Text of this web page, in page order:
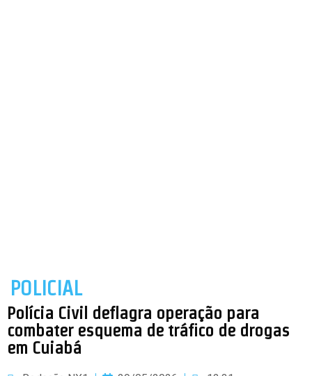
POLICIAL
Polícia Civil deflagra operação para
combater esquema de tráfico de drogas
em Cuiabá